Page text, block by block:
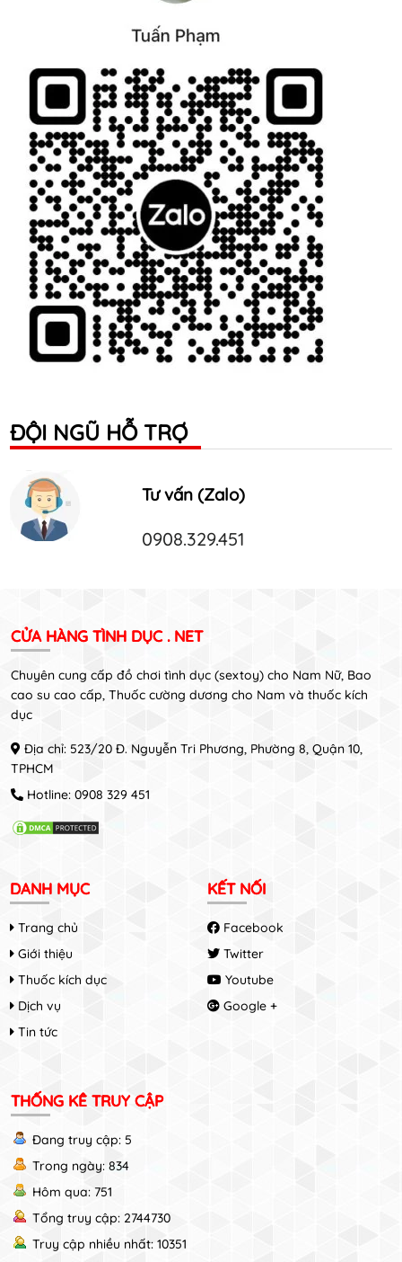
ĐỘI NGŨ HỖ TRỢ
Tư vấn (Zalo)
0908.329.451
CỬA HÀNG TÌNH DỤC . NET
Chuyên cung cấp đồ chơi tình dục (sextoy) cho Nam Nữ, Bao
cao su cao cấp, Thuốc cường dương cho Nam và thuốc kích
dục
Địa chỉ: 523/20 Đ. Nguyễn Tri Phương, Phường 8, Quận 10,
TPHCM
Hotline: 0908 329 451
DANH MỤC
Trang chủ
Giới thiệu
Thuốc kích dục
Dịch vụ
Tin tức
KẾT NỐI
Facebook
Twitter
Youtube
Google +
THỐNG KÊ TRUY CẬP
Đang truy cập: 5
Trong ngày: 834
Hôm qua: 751
Tổng truy cập: 2744730
Truy cập nhiều nhất: 10351